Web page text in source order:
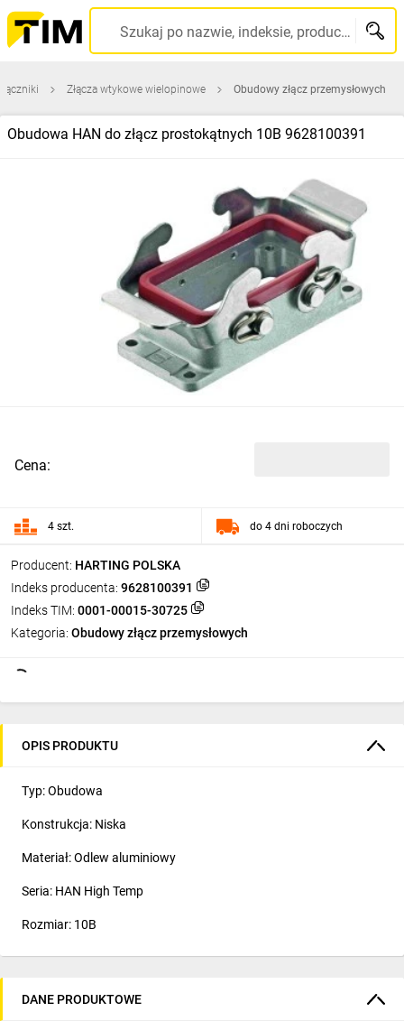
Szukaj po nazwie, indeksie, producencie, kodzie kreskowym...
Złącza wtykowe wielopinowe Obudowy złącz przemysłowych
Obudowa HAN do złącz prostokątnych 10B 9628100391
Producent: HARTING POLSKA
Indeks producenta: 9628100391
Indeks TIM: 0001-00015-30725
Kategoria: Obudowy złącz przemysłowych
Cena:
4 szt. do 4 dni roboczych
OPIS PRODUKTU
Typ: Obudowa
Konstrukcja: Niska
Materiał: Odlew aluminiowy
Seria: HAN High Temp
Rozmiar: 10B
DANE PRODUKTOWE